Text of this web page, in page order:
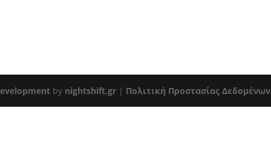
by nightshift.gr | Πολιτική Προστασίας Δεδομένων